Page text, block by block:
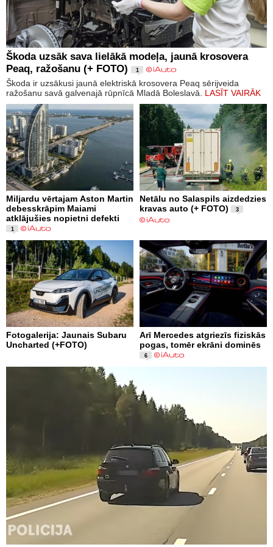
Škoda uzsāk sava lielākā modeļa, jaunā krosovera
Peaq, ražošanu (+ FOTO)
1
Škoda ir uzsākusi jaunā elektriskā krosovera Peaq sērijveida
ražošanu savā galvenajā rūpnīcā Mladā Boleslavā. LASĪT VAIRĀK
Miljardu vērtajam Aston Martin
debesskrāpim Maiami
atklājušies nopietni defekti
1
Netālu no Salaspils aizdedzies
kravas auto (+ FOTO)
3
Fotogalerija: Jaunais Subaru
Uncharted (+FOTO)
Arī Mercedes atgriezīs fiziskās
pogas, tomēr ekrāni dominēs
6